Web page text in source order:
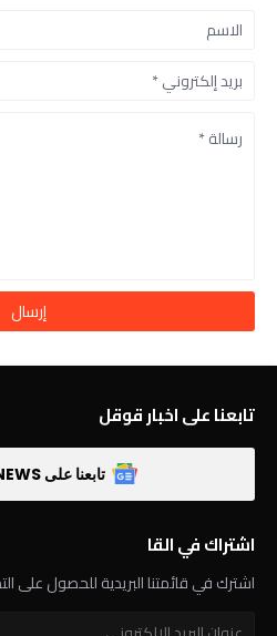
تابعنا على اخبار قوقل
تابعنا على GOOGLE NEWS
اشتراك في القا
اشترك في قائمتنا البريدية للحصول على